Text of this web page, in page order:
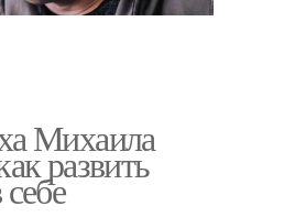
Михаила
развить